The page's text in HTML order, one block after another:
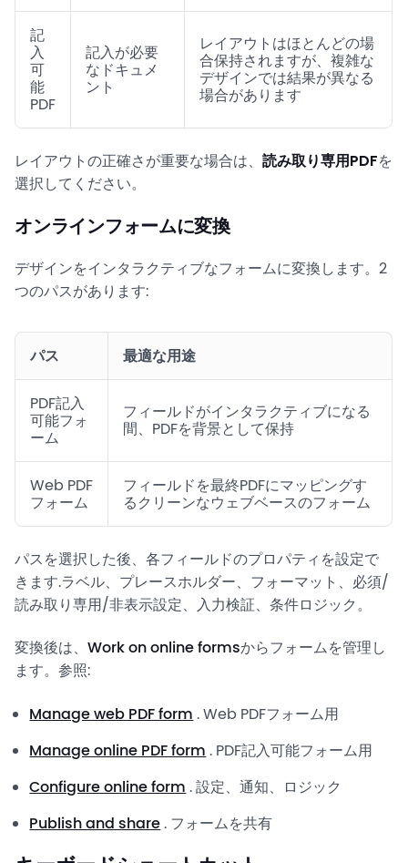
記
入
可
能
PDF
記入が必要
なドキュメ
ント
レイアウトはほとんどの場
合保持されますが、複雑な
デザインでは結果が異なる
場合があります
レイアウトの正確さが重要な場合は、読み取り専用PDFを
選択してください。
オンラインフォームに変換
デザインをインタラクティブなフォームに変換します。2
つのパスがあります:
パス 最適な用途
PDF記入
可能フォ
ーム
フィールドがインタラクティブになる
間、PDFを背景として保持
Web PDF
フォーム
フィールドを最終PDFにマッピングす
るクリーンなウェブベースのフォーム
パスを選択した後、各フィールドのプロパティを設定で
きます.ラベル、プレースホルダー、フォーマット、必須/
読み取り専用/非表示設定、入力検証、条件ロジック。
変換後は、Work on online formsからフォームを管理し
ます。参照:
Manage web PDF form . Web PDFフォーム用
Manage online PDF form . PDF記入可能フォーム用
Configure online form . 設定、通知、ロジック
Publish and share. フォームを共有